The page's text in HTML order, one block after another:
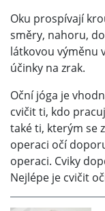
Oku prospívají
směry, nahoru,
látkovou výměnu
účinky na zrak.
Oční jóga je
cvičit ti, kdo
také ti, kterým se
operaci očí
operaci. Cviky
Nejlépe je cvičit